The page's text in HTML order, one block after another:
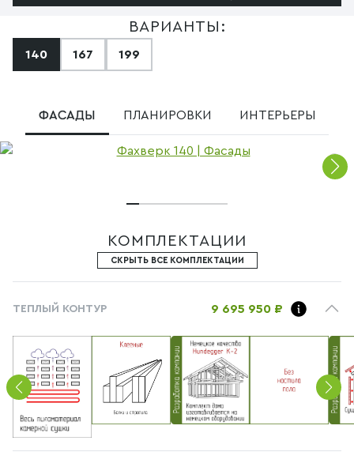
ВАРИАНТЫ:
140 167 199
ФАСАДЫ ПЛАНИРОВКИ ИНТЕРЬЕРЫ
КОМПЛЕКТАЦИИ
СКРЫТЬ ВСЕ КОМПЛЕКТАЦИИ
ТЕПЛЫЙ КОНТУР 9 695 950 ₽